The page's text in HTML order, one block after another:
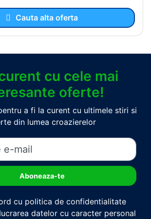
Cauta alta oferta
cu cele mai
oferte!
a fi la curent cu ultimele stiri si
din lumea croazierelor
cu politica de confidentialitate
datelor cu caracter personal